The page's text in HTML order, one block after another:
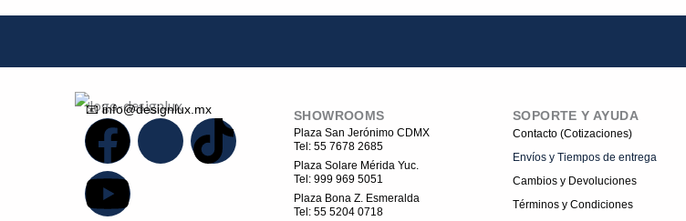
📧 info@designlux.mx
F
a
I
T
Y
o
SHOWROOMS
Plaza San Jerónimo CDMX
Tel: 55 7678 2685
Plaza Solare Mérida Yuc.
Tel: 999 969 5051
Plaza Bona Z. Esmeralda
Tel: 55 5204 0718
SOPORTE Y AYUDA
Contacto (Cotizaciones)
Envíos y Tiempos de entrega
Cambios y Devoluciones
Términos y Condiciones